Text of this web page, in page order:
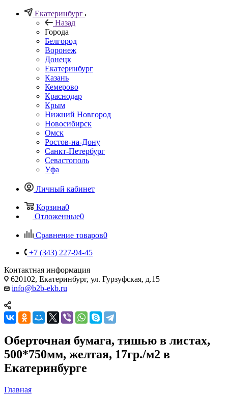
Екатеринбург
Назад
Города
Белгород
Воронеж
Донецк
Екатеринбург
Казань
Кемерово
Краснодар
Крым
Нижний Новгород
Новосибирск
Омск
Ростов-на-Дону
Санкт-Петербург
Севастополь
Уфа
Личный кабинет
Корзина0
Отложенные0
Сравнение товаров0
+7 (343) 227-94-45
Контактная информация
620102, Екатеринбург, ул. Гурзуфская, д.15
info@b2b-ekb.ru
Оберточная бумага, тишью в листах,
500*750мм, желтая, 17гр./м2 в
Екатеринбурге
Главная